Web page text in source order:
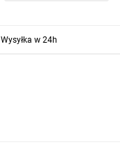
Wysyłka w 24h